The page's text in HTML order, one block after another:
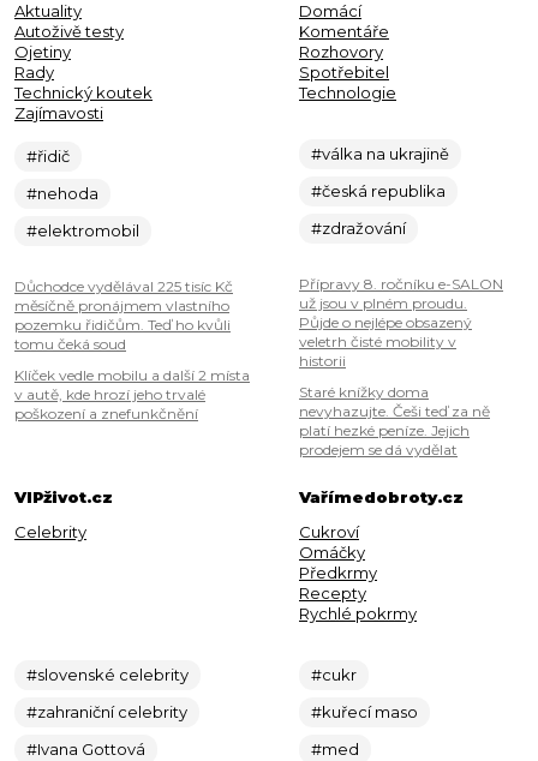
Aktuality
Autoživě testy
Ojetiny
Rady
Technický koutek
Zajímavosti
#řidič
#nehoda
#elektromobil
Důchodce vydělával 225 tisíc Kč
měsíčně pronájmem vlastního
pozemku řidičům. Teď ho kvůli
tomu čeká soud
Klíček vedle mobilu a další 2 místa
v autě, kde hrozí jeho trvalé
poškození a znefunkčnění
Domácí
Komentáře
Rozhovory
Spotřebitel
Technologie
#válka na ukrajině
#česká republika
#zdražování
Přípravy 8. ročníku e-SALON
už jsou v plném proudu.
Půjde o nejlépe obsazený
veletrh čisté mobility v
historii
Staré knížky doma
nevyhazujte. Češi teď za ně
platí hezké peníze. Jejich
prodejem se dá vydělat
VIPživot.cz
Celebrity
#slovenské celebrity
#zahraniční celebrity
#Ivana Gottová
Vařímedobroty.cz
Cukroví
Omáčky
Předkrmy
Recepty
Rychlé pokrmy
#cukr
#kuřecí maso
#med